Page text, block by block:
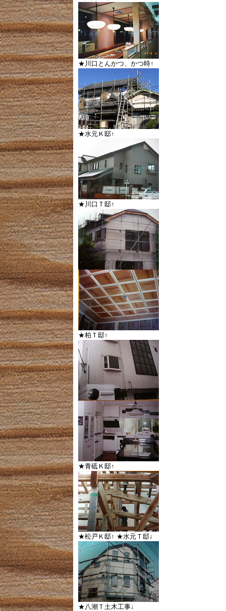
★川口とんかつ、かつ時↑
★水元Ｋ邸↑
★川口Ｔ邸↑
★柏Ｔ邸↑
★青砥Ｋ邸↑
★松戸Ｋ邸↑ ★水元Ｔ邸↓
★八潮Ｔ土木工事↓